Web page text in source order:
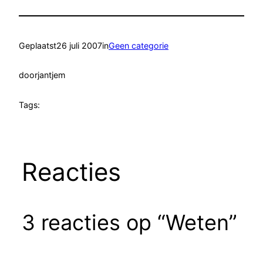
Geplaatst26 juli 2007inGeen categorie
doorjantjem
Tags:
Reacties
3 reacties op “Weten”